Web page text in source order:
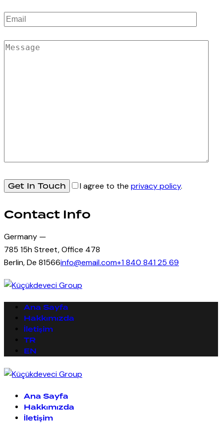
I agree to the privacy policy.
Contact Info
Germany —
785 15h Street, Office 478
Berlin, De 81566info@email.com+1 840 841 25 69
Ana Sayfa
Hakkımızda
İletişim
TR
EN
Ana Sayfa
Hakkımızda
İletişim